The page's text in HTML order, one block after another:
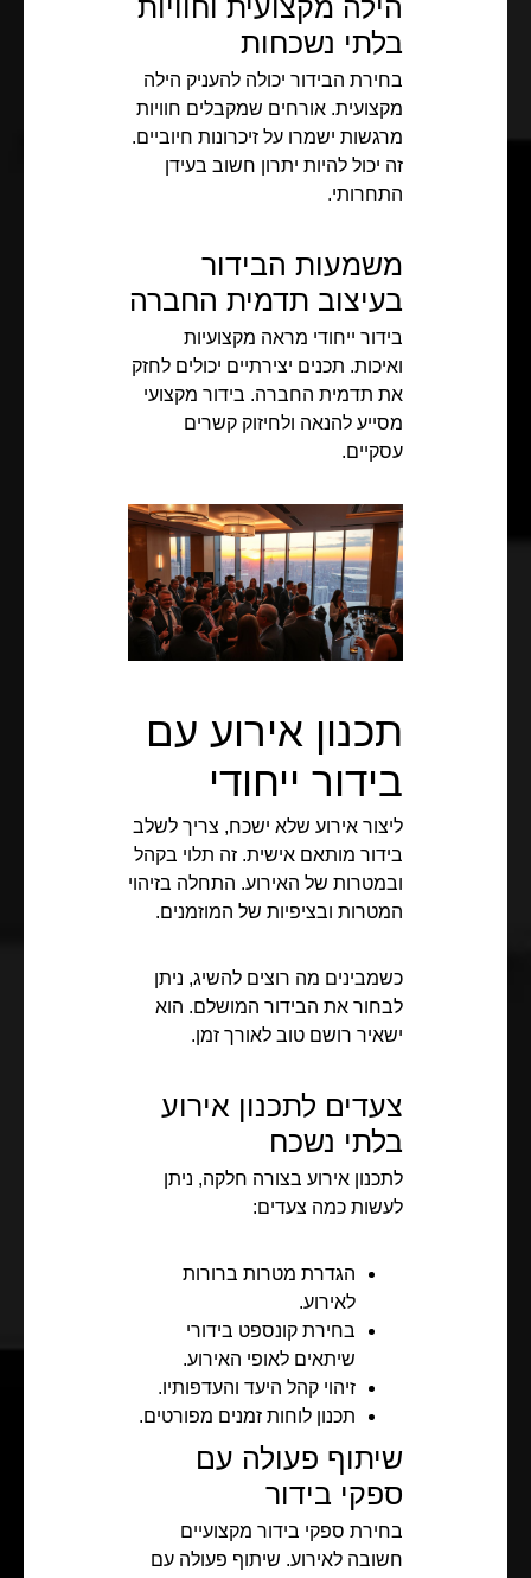
בלתי נשכחות
בחירת הבידור יכולה להעניק הילה
מקצועית. אורחים שמקבלים חוויות
מרגשות ישמרו על זיכרונות חיוביים.
זה יכול להיות יתרון חשוב בעידן
התחרותי.
משמעות הבידור
בעיצוב תדמית החברה
בידור ייחודי מראה מקצועיות
ואיכות. תכנים יצירתיים יכולים לחזק
את תדמית החברה. בידור מקצועי
מסייע להנאה ולחיזוק קשרים
עסקיים.
תכנון אירוע עם
בידור ייחודי
ליצור אירוע שלא ישכח, צריך לשלב
בידור מותאם אישית. זה תלוי בקהל
ובמטרות של האירוע. התחלה בזיהוי
המטרות ובציפיות של המוזמנים.
כשמבינים מה רוצים להשיג, ניתן
לבחור את הבידור המושלם. הוא
ישאיר רושם טוב לאורך זמן.
צעדים לתכנון אירוע
בלתי נשכח
לתכנון אירוע בצורה חלקה, ניתן
לעשות כמה צעדים:
הגדרת מטרות ברורות
לאירוע.
בחירת קונספט בידורי
שיתאים לאופי האירוע.
זיהוי קהל היעד והעדפותיו.
תכנון לוחות זמנים מפורטים.
שיתוף פעולה עם
ספקי בידור
בחירת ספקי בידור מקצועיים
חשובה לאירוע. שיתוף פעולה עם